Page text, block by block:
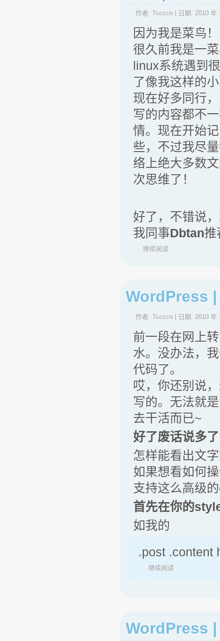
作者: Tscccn | 日期: 2010 年
因为我是菜鸟！
很久前我是一
linux系统遇到
了像我这样的
现在好多同行
写的内容都不
情。现在开始
些，不过我尽
络上绝大多数
次思维了！
好了，不错说
我同事Dbtan
继续阅读
WordPress |
作者: Tscccn | 日期: 2010 年
前一段在网上
水。没办法，
代码了。
哎，你还别说
写的。无法就
去干活而已~
好了废话说多
怎样能看出文
如果想看如何
支持这么高级
首先在你的
如我的
.post
继续阅读
WordPress |